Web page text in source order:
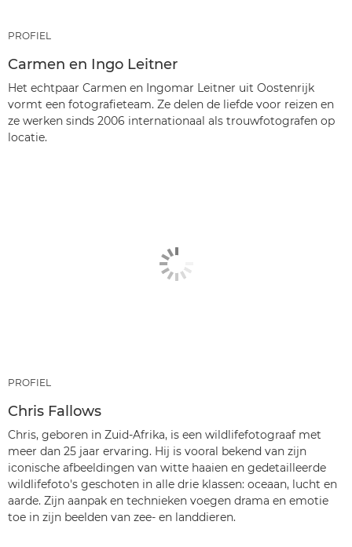
PROFIEL
Carmen en Ingo Leitner
Het echtpaar Carmen en Ingomar Leitner uit Oostenrijk
vormt een fotografieteam. Ze delen de liefde voor reizen en
ze werken sinds 2006 internationaal als trouwfotografen op
locatie.
PROFIEL
Chris Fallows
Chris, geboren in Zuid-Afrika, is een wildlifefotograaf met
meer dan 25 jaar ervaring. Hij is vooral bekend van zijn
iconische afbeeldingen van witte haaien en gedetailleerde
wildlifefoto's geschoten in alle drie klassen: oceaan, lucht en
aarde. Zijn aanpak en technieken voegen drama en emotie
toe in zijn beelden van zee- en landdieren.